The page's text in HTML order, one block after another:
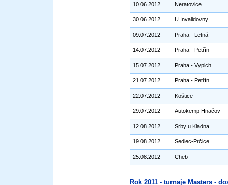
10.06.2012 Neratovice
30.06.2012 U Invalidovny
09.07.2012 Praha - Letná
14.07.2012 Praha - Petřín
15.07.2012 Praha - Vypich
21.07.2012 Praha - Petřín
22.07.2012 Koštice
29.07.2012 Autokemp Hnačov
12.08.2012 Srby u Kladna
19.08.2012 Sedlec-Prčice
25.08.2012 Cheb
Rok 2011 - turnaje Masters -